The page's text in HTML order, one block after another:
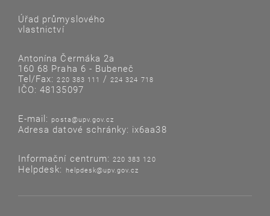
Úřad průmyslového
vlastnictví
Antonína Čermáka 2a
160 68 Praha 6 - Bubeneč
Tel/Fax:220 383 111 /224 324 718
IČO: 48135097
E-mail: posta@upv.gov.cz
Adresa datové schránky: ix6aa38
Informační centrum: 220 383 120
Helpdesk: helpdesk@upv.gov.cz